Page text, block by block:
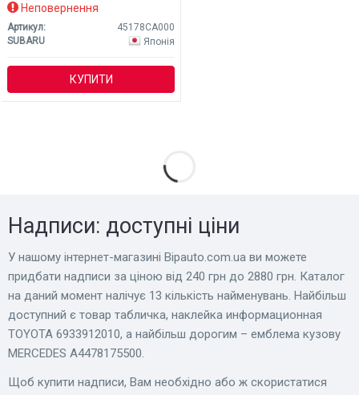
Неповернення
Артикул:
45178CA000
SUBARU
Японія
КУПИТИ
Надписи: доступні ціни
У нашому інтернет-магазині Bіpauto.com.ua ви можете
придбати надписи за ціною від 240 грн до 2880 грн. Каталог
на даний момент налічує 13 кількість найменувань. Найбільш
доступний є товар табличка, наклейка информационная
TOYOTA 6933912010, а найбільш дорогим – емблема кузову
MERCEDES A4478175500.
Щоб купити надписи, Вам необхідно або ж скористатися